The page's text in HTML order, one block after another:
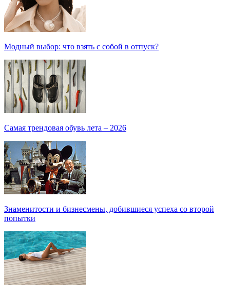
Модный выбор: что взять с собой в отпуск?
Самая трендовая обувь лета – 2026
Знаменитости и бизнесмены, добившиеся успеха со второй
попытки